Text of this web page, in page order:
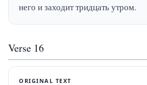
него и заходит тридцать утром.
Verse 16
ORIGINAL TEXT